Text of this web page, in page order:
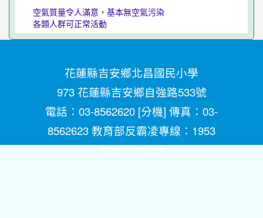
空氣質量令人滿意，基本無空氣污染
各類人群可正常活動
花蓮縣吉安鄉北昌國民小學
973 花蓮縣吉安鄉自強路533號
電話：03-8562620 [分機] 傳真：03-
8562623 教育部反霸凌專線：1953
維護：資訊組